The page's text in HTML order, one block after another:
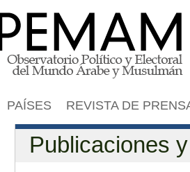
Publicaciones
PAÍSES REVISTA DE